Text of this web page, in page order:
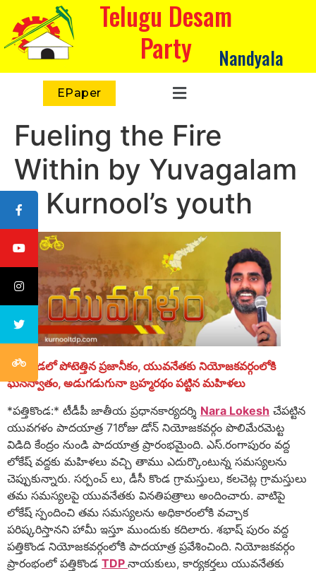
Telugu Desam
Party
Nandyala
EPaper
Fueling the Fire
Within by Yuvagalam
in Kurnool’s youth
పత్తికొండలో పోటెత్తిన ప్రజానీకం, యువనేతకు నియోజకవర్గంలోకి
ఘనస్వాతం, అడుగడుగునా బ్రహ్మరథం పట్టిన మహిళలు
*పత్తికొండ:* టీడీపీ జాతీయ ప్రధానకార్యదర్శి Nara Lokesh చేపట్టిన
యువగళం పాదయాత్ర 71రోజు డోన్ నియోజకవర్గం పొలిమేరమెట్ట
విడిది కేంద్రం నుండి పాదయాత్ర ప్రారంభమైంది. ఎస్.రంగాపురం వద్ద
లోకేష్ వద్దకు మహిళలు వచ్చి తాము ఎదుర్కొంటున్న సమస్యలను
చెప్పుకున్నారు. సర్పంచ్ లు, డీసీ కొండ గ్రామస్తులు, కలచెట్ల గ్రామస్తులు
తమ సమస్యలపై యువనేతకు వినతిపత్రాలు అందించారు. వాటిపై
లోకేష్ స్పందించి తమ సమస్యలను అధికారంలోకి వచ్చాక
పరిష్కరిస్తానని హామీ ఇస్తూ ముందుకు కదిలారు. శభాష్ పురం వద్ద
పత్తికొండ నియోజకవర్గంలోకి పాదయాత్ర ప్రవేశించింది. నియోజకవర్గం
ప్రారంభంలో పత్తికొండ TDP నాయకులు, కార్యకర్తలు యువనేతకు